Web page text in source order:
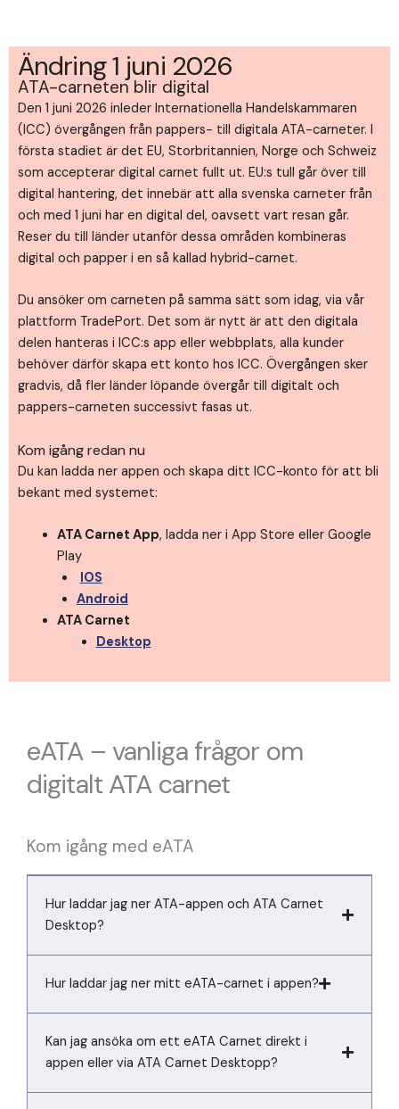
Ändring 1 juni 2026
ATA-carneten blir digital
Den 1 juni 2026 inleder Internationella Handelskammaren
(ICC) övergången från pappers- till digitala ATA-carneter. I
första stadiet är det EU, Storbritannien, Norge och Schweiz
som accepterar digital carnet fullt ut. EU:s tull går över till
digital hantering, det innebär att alla svenska carneter från
och med 1 juni har en digital del, oavsett vart resan går.
Reser du till länder utanför dessa områden kombineras
digital och papper i en så kallad hybrid-carnet.
Du ansöker om carneten på samma sätt som idag, via vår
plattform TradePort. Det som är nytt är att den digitala
delen hanteras i ICC:s app eller webbplats, alla kunder
behöver därför skapa ett konto hos ICC. Övergången sker
gradvis, då fler länder löpande övergår till digitalt och
pappers-carneten successivt fasas ut.
Kom igång redan nu
Du kan ladda ner appen och skapa ditt ICC-konto för att bli
bekant med systemet:
ATA Carnet App, ladda ner i App Store eller Google
Play
IOS
Android
ATA Carnet
Desktop
eATA – vanliga frågor om
digitalt ATA carnet
Kom igång med eATA
Hur laddar jag ner ATA-appen och ATA Carnet
Desktop?
Hur laddar jag ner mitt eATA-carnet i appen?
Kan jag ansöka om ett eATA Carnet direkt i
appen eller via ATA Carnet Desktopp?